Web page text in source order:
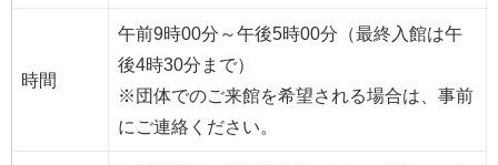
時間
午前9時00分～午後5時00分（最終入館は午
後4時30分まで）
※団体でのご来館を希望される場合は、事前
にご連絡ください。